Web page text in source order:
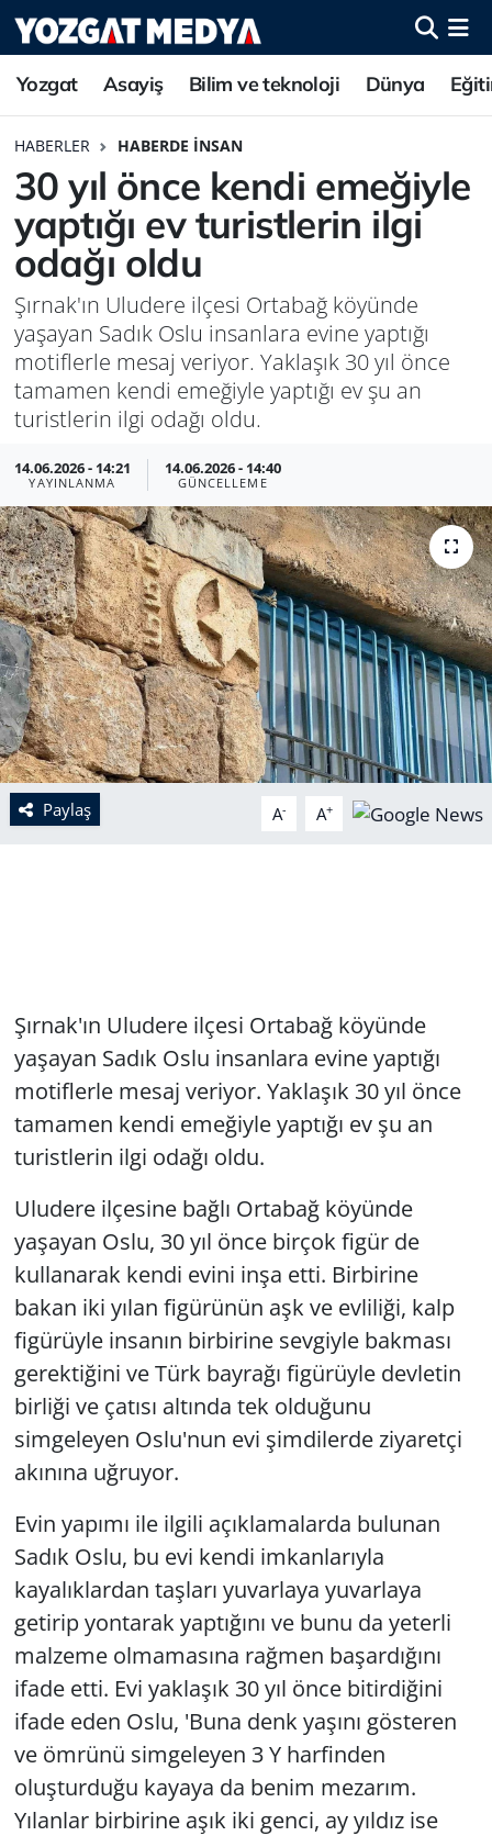
Yozgat Asayiş Bilim ve teknoloji Dünya
HABERLER HABERDE İNSAN
30 yıl önce kendi emeğiyle
yaptığı ev turistlerin ilgi
odağı oldu
Şırnak'ın Uludere ilçesi Ortabağ köyünde
yaşayan Sadık Oslu insanlara evine yaptığı
motiflerle mesaj veriyor. Yaklaşık 30 yıl önce
tamamen kendi emeğiyle yaptığı ev şu an
turistlerin ilgi odağı oldu.
14.06.2026 - 14:21
YAYINLANMA
14.06.2026 - 14:40
GÜNCELLEME
Paylaş A- A+
Şırnak'ın Uludere ilçesi Ortabağ köyünde
yaşayan Sadık Oslu insanlara evine yaptığı
motiflerle mesaj veriyor. Yaklaşık 30 yıl önce
tamamen kendi emeğiyle yaptığı ev şu an
turistlerin ilgi odağı oldu.
Uludere ilçesine bağlı Ortabağ köyünde
yaşayan Oslu, 30 yıl önce birçok figür de
kullanarak kendi evini inşa etti. Birbirine
bakan iki yılan figürünün aşk ve evliliği, kalp
figürüyle insanın birbirine sevgiyle bakması
gerektiğini ve Türk bayrağı figürüyle devletin
birliği ve çatısı altında tek olduğunu
simgeleyen Oslu'nun evi şimdilerde ziyaretçi
akınına uğruyor.
Evin yapımı ile ilgili açıklamalarda bulunan
Sadık Oslu, bu evi kendi imkanlarıyla
kayalıklardan taşları yuvarlaya yuvarlaya
getirip yontarak yaptığını ve bunu da yeterli
malzeme olmamasına rağmen başardığını
ifade etti. Evi yaklaşık 30 yıl önce bitirdiğini
ifade eden Oslu, 'Buna denk yaşını gösteren
ve ömrünü simgeleyen 3 Y harfinden
oluşturduğu kayaya da benim mezarım.
Yılanlar birbirine aşık iki genci, ay yıldız ise